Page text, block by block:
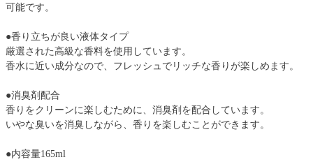
可能です。
●香り立ちが良い液体タイプ
厳選された高級な香料を使用しています。
香水に近い成分なので、フレッシュでリッチな香りが楽しめます。
●消臭剤配合
香りをクリーンに楽しむために、消臭剤を配合しています。
いやな臭いを消臭しながら、香りを楽しむことができます。
●内容量165ml